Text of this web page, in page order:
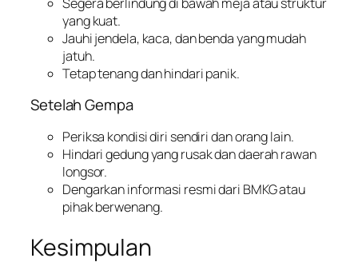
yang kuat.
Jauhi jendela, kaca, dan benda yang mudah
jatuh.
Tetap tenang dan hindari panik.
Setelah Gempa
Periksa kondisi diri sendiri dan orang lain.
Hindari gedung yang rusak dan daerah rawan
longsor.
Dengarkan informasi resmi dari BMKG atau
pihak berwenang.
Kesimpulan